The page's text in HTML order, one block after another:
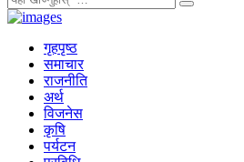
गृहपृष्ठ
समाचार
राजनीति
अर्थ
विजनेस
कृषि
पर्यटन